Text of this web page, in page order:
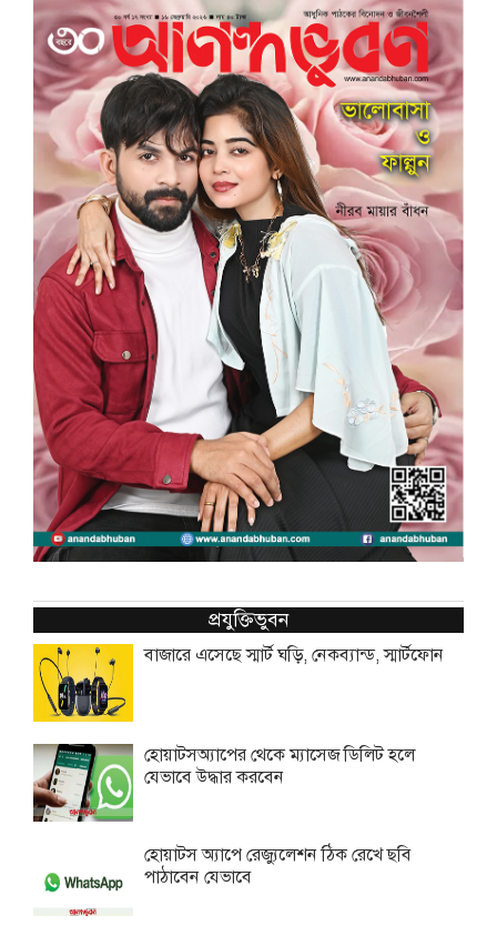
প্রযুক্তিভুবন
বাজারে এসেছে স্মার্ট ঘড়ি, নেকব্যান্ড, স্মার্টফোন
হোয়াটসঅ্যাপের থেকে ম্যাসেজ ডিলিট হলে
যেভাবে উদ্ধার করবেন
হোয়াটস অ্যাপে রেজ্যুলেশন ঠিক রেখে ছবি
পাঠাবেন যেভাবে